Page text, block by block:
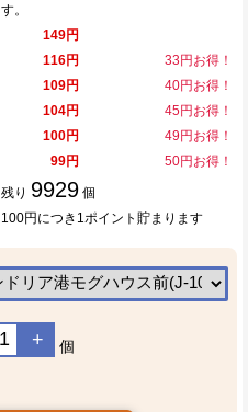
す。
149円
116円
33円お得！
109円
40円お得！
104円
45円お得！
100円
49円お得！
99円 50円お得！
残り 9929 個
100円につき1ポイント貯まります
+ 個